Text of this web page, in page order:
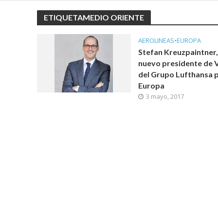
ETIQUETAMEDIO ORIENTE
AEROLINEAS•EUROPA
Stefan Kreuzpaintner,
nuevo presidente de
del Grupo Lufthansa
Europa
3 mayo, 2017